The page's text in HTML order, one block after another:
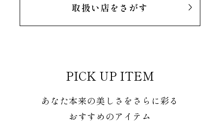
取扱い店をさがす
PICK UP ITEM
あなた本来の美しさをさらに彩る
おすすめのアイテム